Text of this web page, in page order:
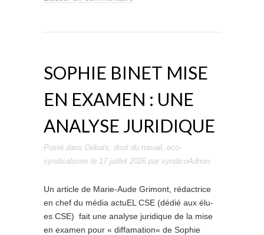
SOPHIE BINET MISE
EN EXAMEN : UNE
ANALYSE JURIDIQUE
Posté dans Débats, droit du travail, eco-
syndicalisme le 17 juillet 2026 par syndicoAdmin.
Un article de Marie-Aude Grimont, rédactrice
en chef du média actuEL CSE (dédié aux élu-
es CSE) fait une analyse juridique de la mise
en examen pour « diffamation« de Sophie